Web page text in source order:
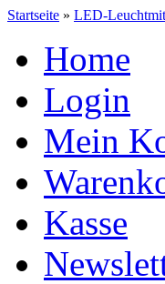
Startseite » LED-
Home
Login
Mein
Kasse